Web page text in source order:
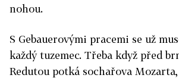
nohou.
S Gebauerovými pracemi se už
každý tuzemec. Třeba když před
Redutou potká sochařova